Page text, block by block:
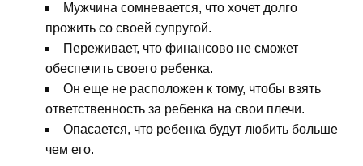
Мужчина сомневается, что хочет долго
прожить со своей супругой.
Переживает, что финансово не сможет
обеспечить своего ребенка.
Он еще не расположен к тому, чтобы взять
ответственность за ребенка на свои плечи.
Опасается, что ребенка будут любить больше
чем его.